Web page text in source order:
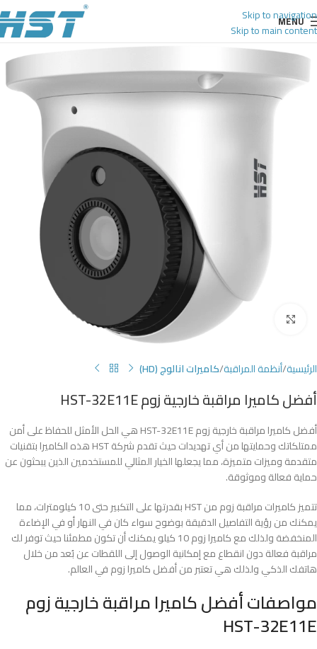
Skip to navigation
Skip to main content
MENU
Click to enlarge
الرئيسية أنظمة المراقبة كاميرات انالوج (HD)
أفضل كاميرا مراقبة خارجية زوم HST-32E11E
أفضل كاميرا مراقبة خارجية زوم HST-32E11E هي الحل الأمثل للحفاظ على أمن
ممتلكاتك وحمايتها من أي تهديدات حيث تقدم شركة HST هذه الكاميرا بتقنيات
متقدمة وميزات متميزة، مما يجعلها الخيار المثالي للمستخدمين الذين يبحثون عن
حماية فعالة وموثوقة.
تتميز كاميرات مراقبة زوم من HST بقدرتها على التكبير حتى 10 كيلومترات، مما
يمكنك من رؤية التفاصيل الدقيقة بوضوح سواء كان في النهار أو في الإضاءة
المنخفضة ولذلك مع كاميرا زوم 10 كيلو يمكنك أن تكون مطمئنا حيث توفر لك
مراقبة فعالة دون انقطاع مع إمكانية الوصول إلى اللقطات عن بُعد من خلال
هاتفك الذكي ولذلك هي تعتبر من أفضل كاميرا زوم في العالم.
مواصفات أفضل كاميرا مراقبة خارجية زوم
HST-32E11E